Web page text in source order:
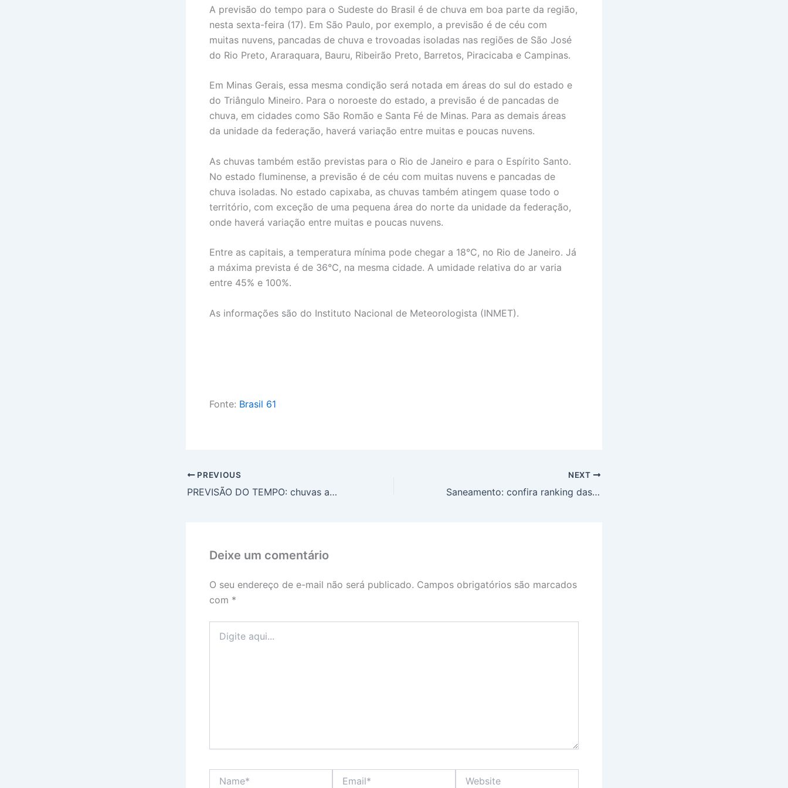
A previsão do tempo para o Sudeste do Brasil é de chuva em boa parte da região,
nesta sexta-feira (17). Em São Paulo, por exemplo, a previsão é de céu com
muitas nuvens, pancadas de chuva e trovoadas isoladas nas regiões de São José
do Rio Preto, Araraquara, Bauru, Ribeirão Preto, Barretos, Piracicaba e Campinas.
Em Minas Gerais, essa mesma condição será notada em áreas do sul do estado e
do Triângulo Mineiro. Para o noroeste do estado, a previsão é de pancadas de
chuva, em cidades como São Romão e Santa Fé de Minas. Para as demais áreas
da unidade da federação, haverá variação entre muitas e poucas nuvens.
As chuvas também estão previstas para o Rio de Janeiro e para o Espírito Santo.
No estado fluminense, a previsão é de céu com muitas nuvens e pancadas de
chuva isoladas. No estado capixaba, as chuvas também atingem quase todo o
território, com exceção de uma pequena área do norte da unidade da federação,
onde haverá variação entre muitas e poucas nuvens.
Entre as capitais, a temperatura mínima pode chegar a 18°C, no Rio de Janeiro. Já
a máxima prevista é de 36°C, na mesma cidade. A umidade relativa do ar varia
entre 45% e 100%.
As informações são do Instituto Nacional de Meteorologista (INMET).
Fonte: Brasil 61
PREVIOUS
PREVISÃO DO TEMPO: chuvas avançam pelo Nordeste brasileiro, nesta sexta-feira (17)
NEXT
Saneamento: confira ranking das capitais com melhores indicadores
Deixe um comentário
O seu endereço de e-mail não será publicado. Campos obrigatórios são marcados
com *
aqui...